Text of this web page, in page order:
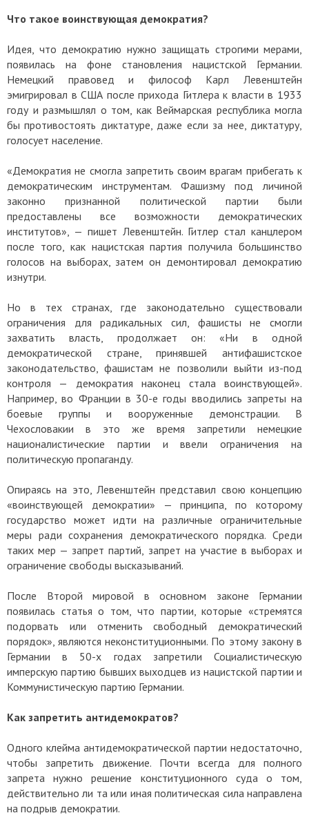
Что такое воинствующая демократия?
Идея, что демократию нужно защищать строгими мерами,
появилась на фоне становления нацистской Германии.
Немецкий правовед и философ Карл Левенштейн
эмигрировал в США после прихода Гитлера к власти в 1933
году и размышлял о том, как Веймарская республика могла
бы противостоять диктатуре, даже если за нее, диктатуру,
голосует население.
«Демократия не смогла запретить своим врагам прибегать к
демократическим инструментам. Фашизму под личиной
законно признанной политической партии были
предоставлены все возможности демократических
институтов», — пишет Левенштейн. Гитлер стал канцлером
после того, как нацистская партия получила большинство
голосов на выборах, затем он демонтировал демократию
изнутри.
Но в тех странах, где законодательно существовали
ограничения для радикальных сил, фашисты не смогли
захватить власть, продолжает он: «Ни в одной
демократической стране, принявшей антифашистское
законодательство, фашистам не позволили выйти из-под
контроля — демократия наконец стала воинствующей».
Например, во Франции в 30-е годы вводились запреты на
боевые группы и вооруженные демонстрации. В
Чехословакии в это же время запретили немецкие
националистические партии и ввели ограничения на
политическую пропаганду.
Опираясь на это, Левенштейн представил свою концепцию
«воинствующей демократии» — принципа, по которому
государство может идти на различные ограничительные
меры ради сохранения демократического порядка. Среди
таких мер — запрет партий, запрет на участие в выборах и
ограничение свободы высказываний.
После Второй мировой в основном законе Германии
появилась статья о том, что партии, которые «стремятся
подорвать или отменить свободный демократический
порядок», являются неконституционными. По этому закону в
Германии в 50-х годах запретили Социалистическую
имперскую партию бывших выходцев из нацистской партии и
Коммунистическую партию Германии.
Как запретить антидемократов?
Одного клейма антидемократической партии недостаточно,
чтобы запретить движение. Почти всегда для полного
запрета нужно решение конституционного суда о том,
действительно ли та или иная политическая сила направлена
на подрыв демократии.